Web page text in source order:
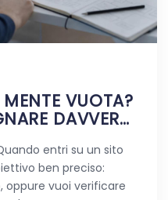
VUOTA?
DAVVERO
entri su un sito
ben preciso:
oppure vuoi verificare